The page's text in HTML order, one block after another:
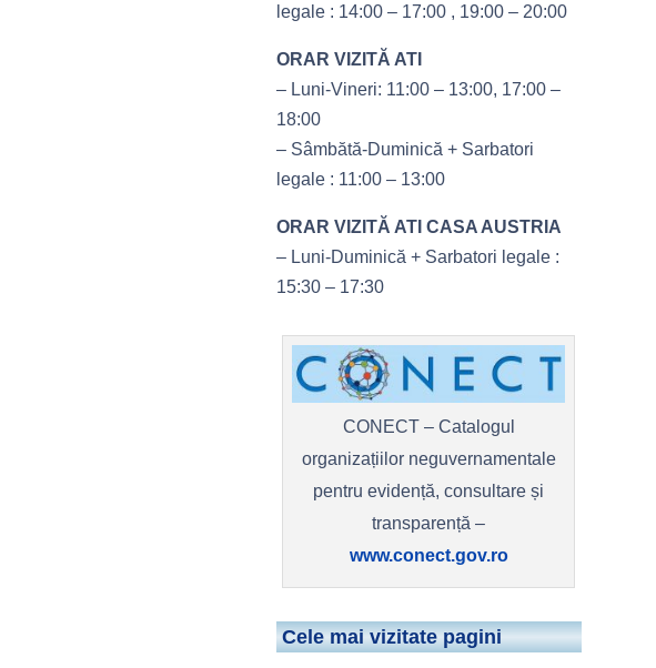
legale : 14:00 – 17:00 , 19:00 – 20:00
ORAR VIZITĂ ATI
– Luni-Vineri: 11:00 – 13:00, 17:00 –
18:00
– Sâmbătă-Duminică + Sarbatori
legale : 11:00 – 13:00
ORAR VIZITĂ ATI CASA AUSTRIA
– Luni-Duminică + Sarbatori legale :
15:30 – 17:30
CONECT – Catalogul
organizațiilor neguvernamentale
pentru evidență, consultare și
transparență –
www.conect.gov.ro
Cele mai vizitate pagini